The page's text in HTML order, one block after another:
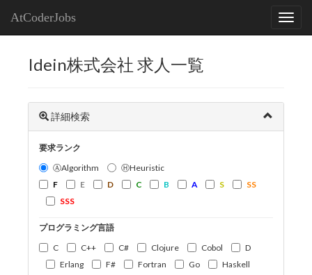
AtCoderJobs
Idein株式会社 求人一覧
詳細検索
要求ランク
ⒶAlgorithm
ⒽHeuristic
F
E D C B A S
SS
SSS
プログラミング言語
C
C++ C# Clojure Cobol
D
Erlang
F# Fortran Go
Haskell